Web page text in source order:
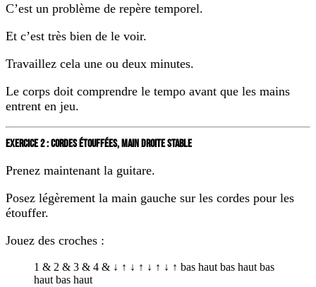
C’est un problème de repère temporel.
Et c’est très bien de le voir.
Travaillez cela une ou deux minutes.
Le corps doit comprendre le tempo avant que les mains
entrent en jeu.
EXERCICE 2 : CORDES ÉTOUFFÉES, MAIN DROITE STABLE
Prenez maintenant la guitare.
Posez légèrement la main gauche sur les cordes pour les
étouffer.
Jouez des croches :
1 & 2 & 3 & 4 & ↓ ↑ ↓ ↑ ↓ ↑ ↓ ↑ bas haut bas haut bas
haut bas haut